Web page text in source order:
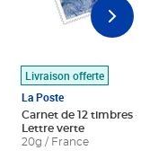
Livraison offerte
La Poste
Carnet de 12 timbres - Le
Lettre verte
20g / France